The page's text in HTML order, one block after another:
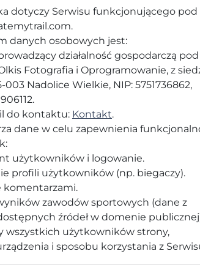
dotyczy Serwisu funkcjonującego pod
danych osobowych jest:
działalność gospodarczą pod
Fotografia i Oprogramowanie, z
003 Nadolice Wielkie, NIP: 5751736862,
do kontaktu: Kontakt.
dane w celu zapewnienia
użytkowników i logowanie.
profili użytkowników (np. biegaczy).
komentarzami.
zawodów sportowych (dane z
źródeł w domenie
wszystkich użytkowników strony,
i sposobu korzystania z